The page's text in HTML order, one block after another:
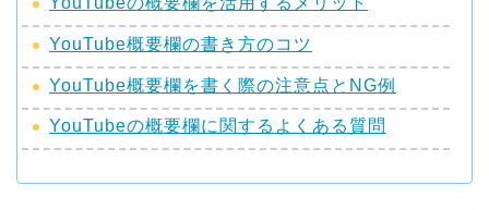
YouTube概要欄の書き方のコツ
YouTube概要欄を書く際の注意点とNG例
YouTubeの概要欄に関するよくある質問